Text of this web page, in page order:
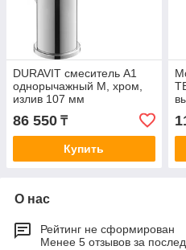
DURAVIT смеситель A1
однорычажный M, хром,
излив 107 мм
86 550 ₸
Купить
О нас
Рейтинг не сформирован
Менее 5 отзывов за